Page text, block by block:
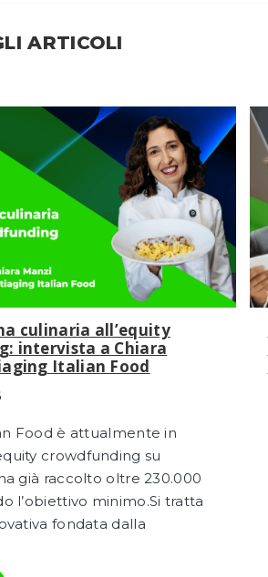
ARTICOLI
culinaria all’equity
intervista a Chiara
Italian Food
Food è attualmente in
crowdfunding su
già raccolto oltre 230.000
l’obiettivo minimo.Si tratta
fondata dalla